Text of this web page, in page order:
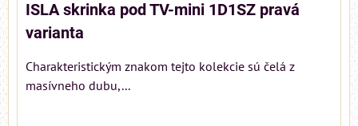
ISLA skrinka pod TV-mini 1D1SZ pravá
varianta
Charakteristickým znakom tejto kolekcie sú čelá z
masívneho dubu,...